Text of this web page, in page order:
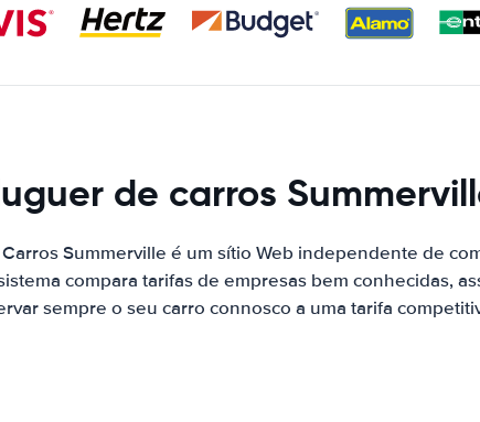
de carros
Summerville é um sítio Web independente de
compara tarifas de empresas bem conhecidas,
sempre o seu carro connosco a uma tarifa